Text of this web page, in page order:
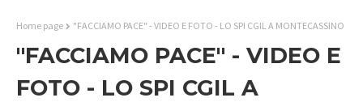
Home page "FACCIAMO PACE" - VIDEO E FOTO - LO SPI CGIL A MONTECASSINO
"FACCIAMO PACE" - VIDEO E
FOTO - LO SPI CGIL A